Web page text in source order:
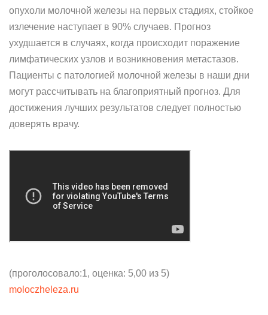
опухоли молочной железы на первых стадиях, стойкое
излечение наступает в 90% случаев. Прогноз
ухудшается в случаях, когда происходит поражение
лимфатических узлов и возникновения метастазов.
Пациенты с патологией молочной железы в наши дни
могут рассчитывать на благоприятный прогноз. Для
достижения лучших результатов следует полностью
доверять врачу.
(проголосовало:1, оценка: 5,00 из 5)
moloczheleza.ru